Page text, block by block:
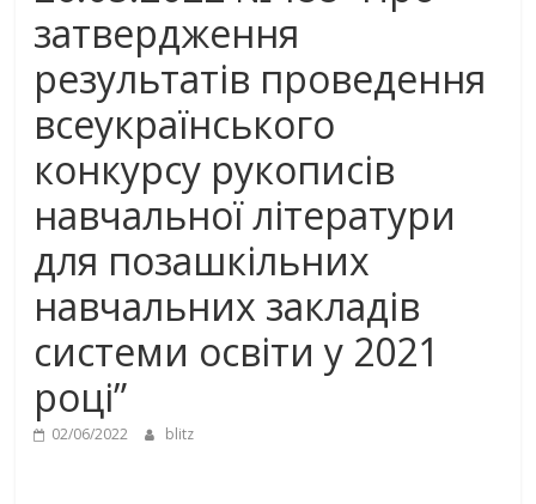
затвердження
результатів проведення
всеукраїнського
конкурсу рукописів
навчальної літератури
для позашкільних
навчальних закладів
системи освіти у 2021
році”
02/06/2022 blitz